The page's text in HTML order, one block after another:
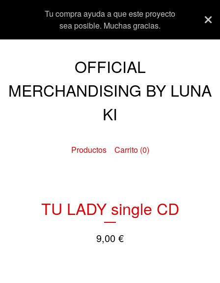
Tu compra ayuda a que este proyecto
sea posible. Muchas gracias.
OFFICIAL
MERCHANDISING BY LUNA
KI
Productos Carrito (0)
TU LADY single CD
9,00 €